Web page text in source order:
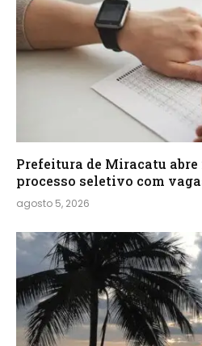
Prefeitura de Miracatu
processo seletivo com
agosto 5, 2026